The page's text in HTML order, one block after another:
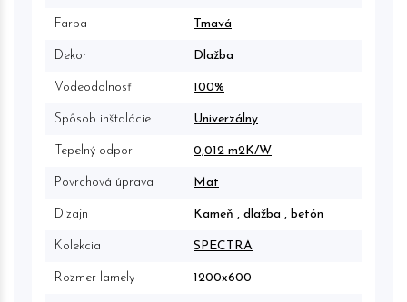
Farba Tmavá
Dekor Dlažba
Vodeodolnosť 100%
Spôsob inštalácie Univerzálny
Tepelný odpor 0,012 m2K/W
Povrchová úprava Mat
Dizajn Kameň , dlažba , betón
Kolekcia SPECTRA
Rozmer lamely 1200x600